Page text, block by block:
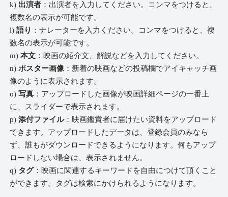
k) 出演者 ：出演者を入力してください。コンマをつけると、
複数名の表示が可能です。
l)語り ：ナレーターを入力ください。コンマをつけると、複
数名の表示が可能です。
m)本文 ：映画の紹介文、解説などを入力してください。
n)ポスター画像 ：新着の映画などの投稿欄でアイキャッチ画
像のように表示されます。
o)写真 ：アップロードした画像が映画詳細ページの一番上
に、スライダーで表示されます。
p)添付ファイル：映画鑑賞者に届けたい資料をアップロード
できます。アップロードしたデータは、登録会員のみなら
ず、誰もがダウンロードできるようになります。何もアップ
ロードしない場合は、表示されません。
q) タグ：映画に関連するキーワードを自由につけて頂くこと
ができます。タグは検索にかけられるようになります。